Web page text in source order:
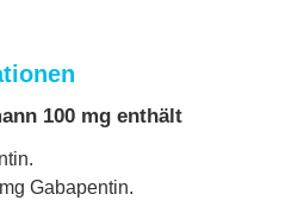
100 mg enthält
Gabapentin.